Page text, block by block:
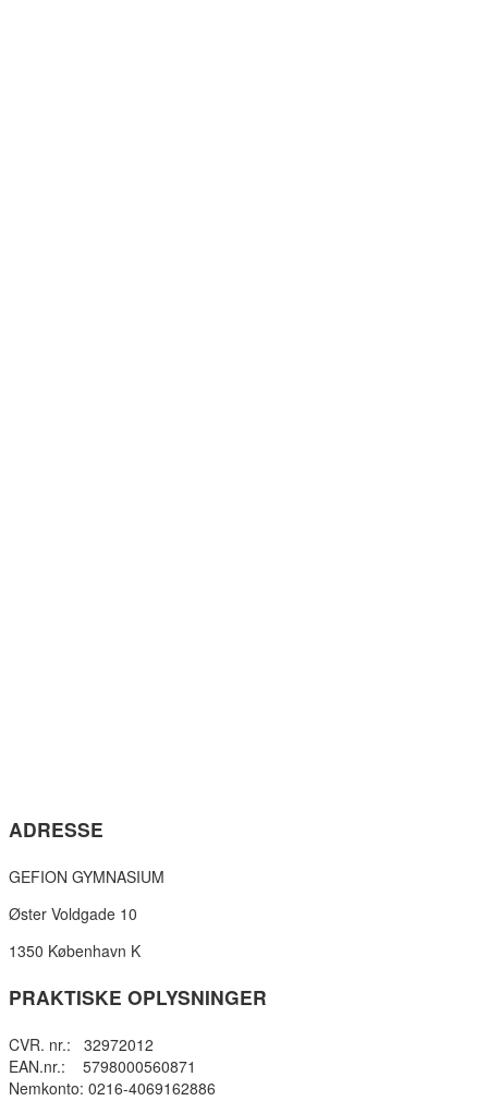
ADRESSE
GEFION GYMNASIUM
Øster Voldgade 10
1350 København K
PRAKTISKE OPLYSNINGER
CVR. nr.: 32972012
EAN.nr.: 5798000560871
Nemkonto: 0216-4069162886